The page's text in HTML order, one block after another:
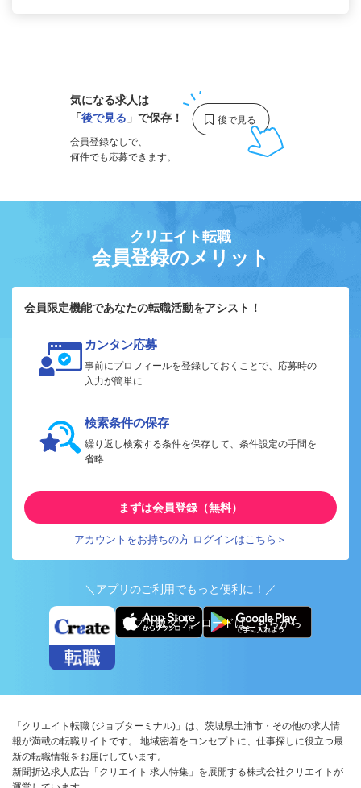
気になる求人は
「後で見る 」で保存！
会員登録なしで、
何件でも応募できます。
クリエイト転職
会員登録のメリット
会員限定機能であなたの転職活動をアシスト！
カンタン応募
事前にプロフィールを登録しておくことで、応募時の
入力が簡単に
検索条件の保存
繰り返し検索する条件を保存して、条件設定の手間を
省略
まずは会員登録（無料）
アカウントをお持ちの方 ログインはこちら＞
＼アプリのご利用でもっと便利に！／
アプリ版ダウンロードはこちらから
「クリエイト転職 (ジョブターミナル)」は、茨城県土浦市・その他の求人情
報が満載の転職サイトです。 地域密着をコンセプトに、仕事探しに役立つ最
新の転職情報をお届けしています。
新聞折込求人広告「クリエイト 求人特集」を展開する株式会社クリエイトが